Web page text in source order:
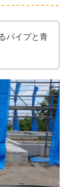
パイプと青